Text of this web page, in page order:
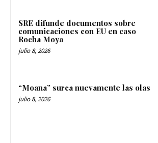
SRE difunde documentos sobre
comunicaciones con EU en caso
Rocha Moya
julio 8, 2026
“Moana” surca nuevamente las olas
julio 8, 2026